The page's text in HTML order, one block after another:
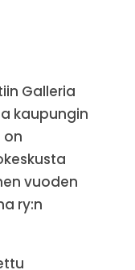
Galleria
kaupungin
on
vuoden
ry:n